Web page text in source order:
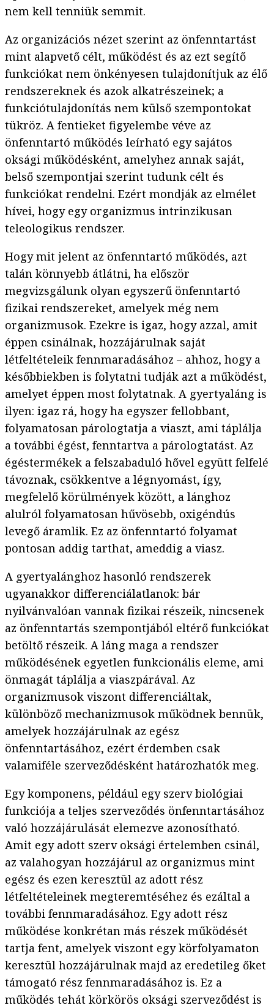
nem kell tenniük semmit.
Az organizációs nézet szerint az önfenntartást
mint alapvető célt, működést és az ezt segítő
funkciókat nem önkényesen tulajdonítjuk az élő
rendszereknek és azok alkatrészeinek; a
funkciótulajdonítás nem külső szempontokat
tükröz. A fentieket figyelembe véve az
önfenntartó működés leírható egy sajátos
oksági működésként, amelyhez annak saját,
belső szempontjai szerint tudunk célt és
funkciókat rendelni. Ezért mondják az elmélet
hívei, hogy egy organizmus intrinzikusan
teleologikus rendszer.
Hogy mit jelent az önfenntartó működés, azt
talán könnyebb átlátni, ha először
megvizsgálunk olyan egyszerű önfenntartó
fizikai rendszereket, amelyek még nem
organizmusok. Ezekre is igaz, hogy azzal, amit
éppen csinálnak, hozzájárulnak saját
létfeltételeik fennmaradásához – ahhoz, hogy a
későbbiekben is folytatni tudják azt a működést,
amelyet éppen most folytatnak. A gyertyaláng is
ilyen: igaz rá, hogy ha egyszer fellobbant,
folyamatosan párologtatja a viaszt, ami táplálja
a további égést, fenntartva a párologtatást. Az
égéstermékek a felszabaduló hővel együtt felfelé
távoznak, csökkentve a légnyomást, így,
megfelelő körülmények között, a lánghoz
alulról folyamatosan hűvösebb, oxigéndús
levegő áramlik. Ez az önfenntartó folyamat
pontosan addig tarthat, ameddig a viasz.
A gyertyalánghoz hasonló rendszerek
ugyanakkor differenciálatlanok: bár
nyilvánvalóan vannak fizikai részeik, nincsenek
az önfenntartás szempontjából eltérő funkciókat
betöltő részeik. A láng maga a rendszer
működésének egyetlen funkcionális eleme, ami
önmagát táplálja a viaszpárával. Az
organizmusok viszont differenciáltak,
különböző mechanizmusok működnek bennük,
amelyek hozzájárulnak az egész
önfenntartásához, ezért érdemben csak
valamiféle szerveződésként határozhatók meg.
Egy komponens, például egy szerv biológiai
funkciója a teljes szerveződés önfenntartásához
való hozzájárulását elemezve azonosítható.
Amit egy adott szerv oksági értelemben csinál,
az valahogyan hozzájárul az organizmus mint
egész és ezen keresztül az adott rész
létfeltételeinek megteremtéséhez és ezáltal a
további fennmaradásához. Egy adott rész
működése konkrétan más részek működését
tartja fent, amelyek viszont egy körfolyamaton
keresztül hozzájárulnak majd az eredetileg őket
támogató rész fennmaradásához is. Ez a
működés tehát körkörös oksági szerveződést is